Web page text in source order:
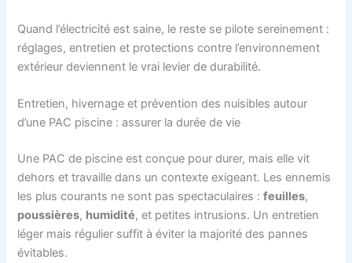
Quand l’électricité est saine, le reste se pilote sereinement :
réglages, entretien et protections contre l’environnement
extérieur deviennent le vrai levier de durabilité.
Entretien, hivernage et prévention des nuisibles autour
d’une PAC piscine : assurer la durée de vie
Une PAC de piscine est conçue pour durer, mais elle vit
dehors et travaille dans un contexte exigeant. Les ennemis
les plus courants ne sont pas spectaculaires :feuilles,
poussières, humidité, et petites intrusions. Un entretien
léger mais régulier suffit à éviter la majorité des pannes
évitables.